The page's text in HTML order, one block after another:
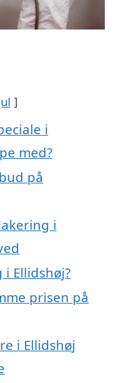
i
med?
på
i
Ellidshøj?
prisen på
i Ellidshøj